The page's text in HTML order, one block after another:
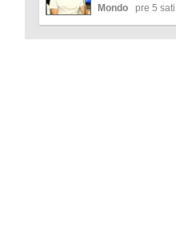
put"
Mondo pre 5 sati